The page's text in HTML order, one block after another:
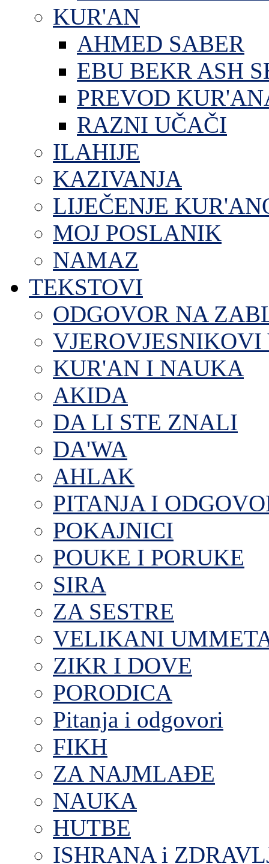
KUR'AN
AHMED SABER
EBU BEKR ASH
PREVOD
RAZNI UČAČI
ILAHIJE
KAZIVANJA
LIJEČENJE
MOJ POSLANIK
NAMAZ
TEKSTOVI
ODGOVOR NA
VJEROVJESNIKOVI
KUR'AN I NAUKA
AKIDA
DA LI STE ZNALI
DA'WA
AHLAK
PITANJA I
POKAJNICI
POUKE I PORUKE
SIRA
ZA SESTRE
VELIKANI
ZIKR I DOVE
PORODICA
Pitanja i odgovori
FIKH
ZA NAJMLAĐE
NAUKA
HUTBE
ISHRANA i